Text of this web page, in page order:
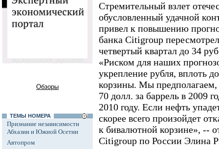
Обзоры
ТЕМЫ НОМЕРА
Признание независимости
Абхазии и Южной Осетии
Автопром
Стремительный взлет
обусловленный удачной
привел к повышению
банка Citigroup
четвертый квартал до 34
«Риском для наших
укрепление рубля, вплоть
корзины. Мы предполагаем,
70 долл. за баррель в 2009
2010 году. Если нефть
скорее всего произойдет
к бивалютной корзине», --
Citigroup по России Элина